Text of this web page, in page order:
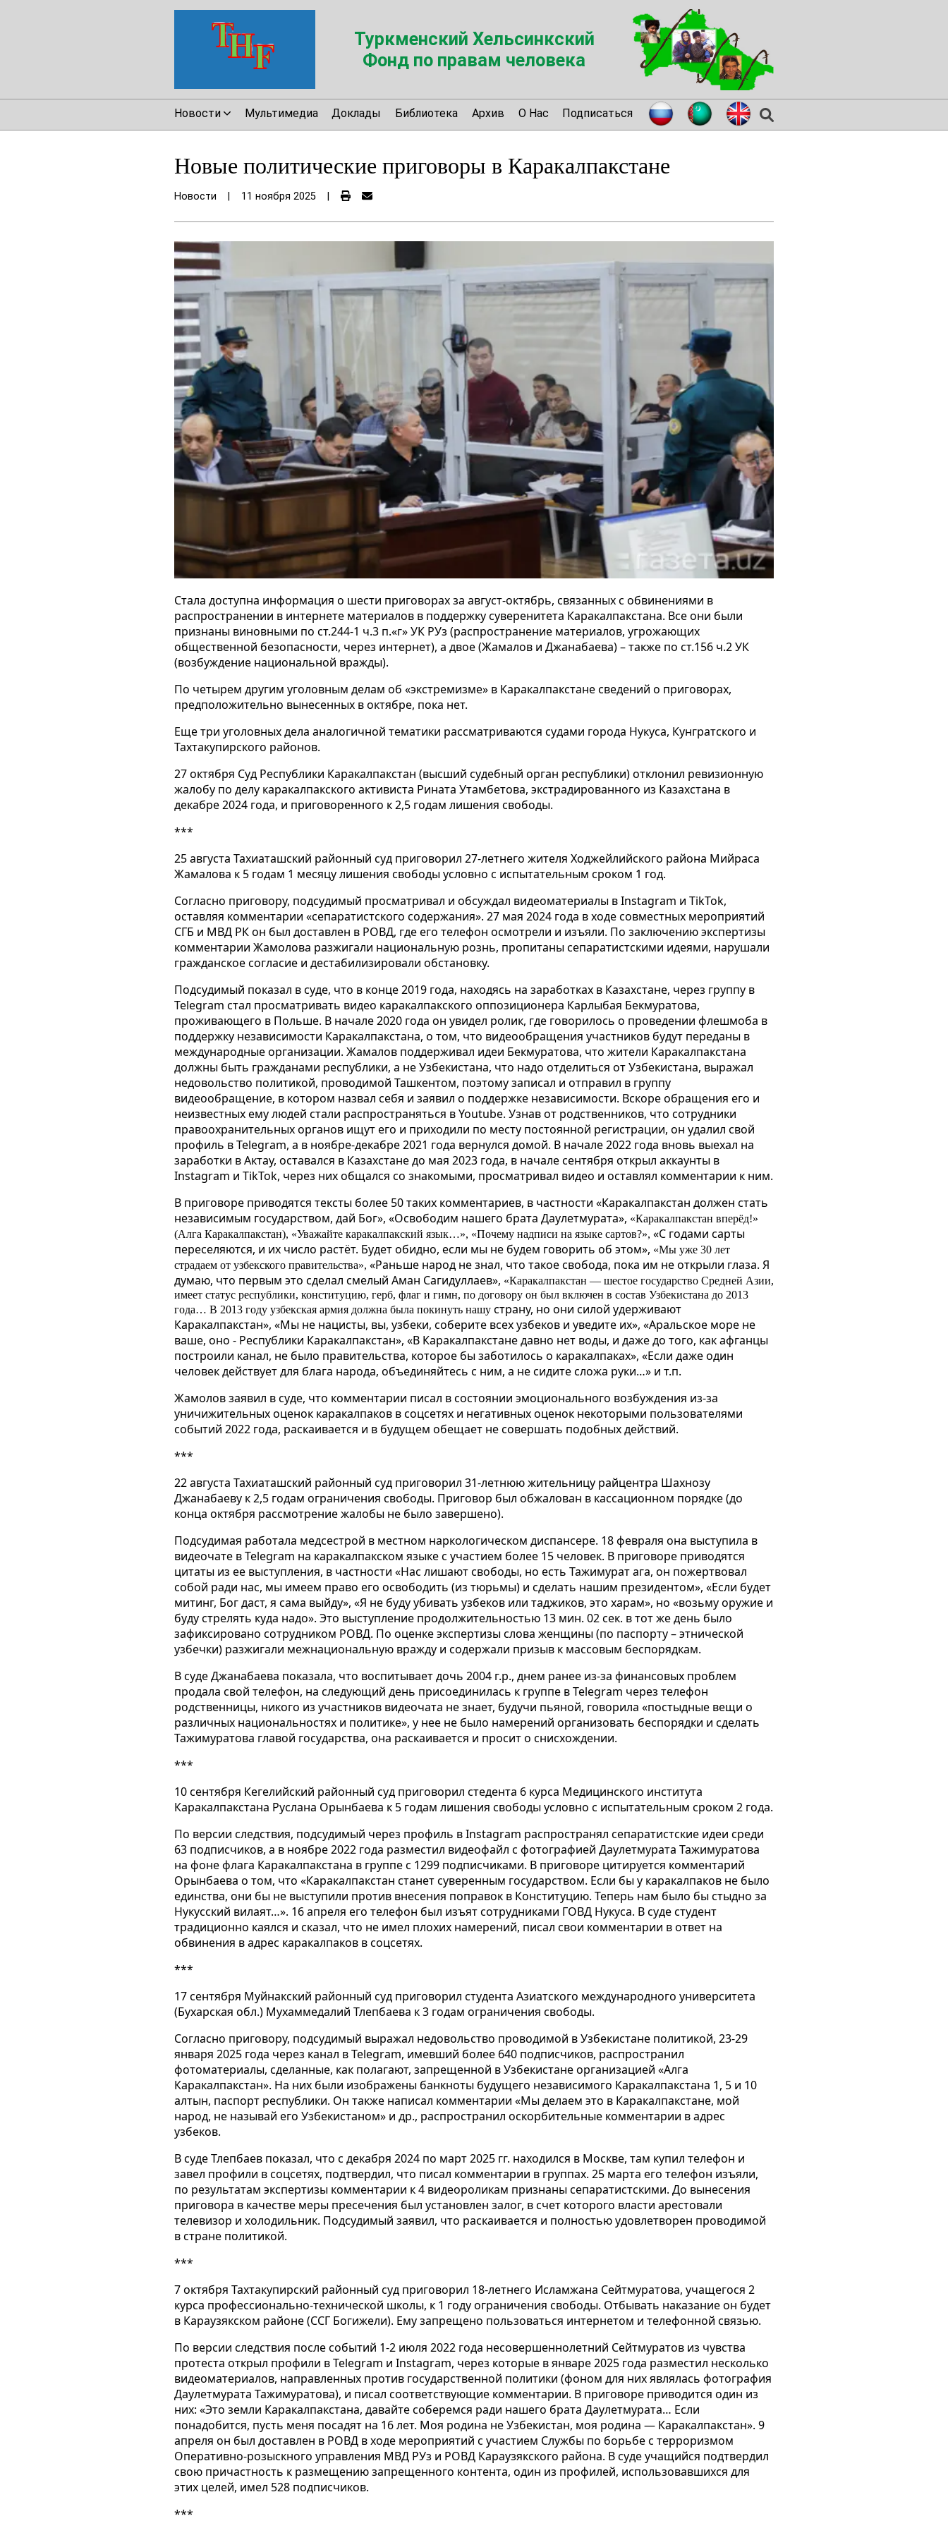
Туркменский Хельсинкский
Фонд по правам человека
Новости Мультимедиа Доклады Библиотека Архив О Нас Подписаться
Новые политические приговоры в Каракалпакстане
Новости 11 ноября 2025
Стала доступна информация о шести приговорах за август-октябрь, связанных с обвинениями в
распространении в интернете материалов в поддержку суверенитета Каракалпакстана. Все они были
признаны виновными по ст.244-1 ч.3 п.«г» УК РУз (распространение материалов, угрожающих
общественной безопасности, через интернет), а двое (Жамалов и Джанабаева) – также по ст.156 ч.2 УК
(возбуждение национальной вражды).
По четырем другим уголовным делам об «экстремизме» в Каракалпакстане сведений о приговорах,
предположительно вынесенных в октябре, пока нет.
Еще три уголовных дела аналогичной тематики рассматриваются судами города Нукуса, Кунгратского и
Тахтакупирского районов.
27 октября Суд Республики Каракалпакстан (высший судебный орган республики) отклонил ревизионную
жалобу по делу каракалпакского активиста Рината Утамбетова, экстрадированного из Казахстана в
декабре 2024 года, и приговоренного к 2,5 годам лишения свободы.
***
25 августа Тахиаташский районный суд приговорил 27-летнего жителя Ходжейлийского района Мийраса
Жамалова к 5 годам 1 месяцу лишения свободы условно с испытательным сроком 1 год.
Согласно приговору, подсудимый просматривал и обсуждал видеоматериалы в Instagram и TikTok,
оставляя комментарии «сепаратистского содержания». 27 мая 2024 года в ходе совместных мероприятий
СГБ и МВД РК он был доставлен в РОВД, где его телефон осмотрели и изъяли. По заключению экспертизы
комментарии Жамолова разжигали национальную рознь, пропитаны сепаратистскими идеями, нарушали
гражданское согласие и дестабилизировали обстановку.
Подсудимый показал в суде, что в конце 2019 года, находясь на заработках в Казахстане, через группу в
Telegram стал просматривать видео каракалпакского оппозиционера Карлыбая Бекмуратова,
проживающего в Польше. В начале 2020 года он увидел ролик, где говорилось о проведении флешмоба в
поддержку независимости Каракалпакстана, о том, что видеообращения участников будут переданы в
международные организации. Жамалов поддерживал идеи Бекмуратова, что жители Каракалпакстана
должны быть гражданами республики, а не Узбекистана, что надо отделиться от Узбекистана, выражал
недовольство политикой, проводимой Ташкентом, поэтому записал и отправил в группу
видеообращение, в котором назвал себя и заявил о поддержке независимости. Вскоре обращения его и
неизвестных ему людей стали распространяться в Youtube. Узнав от родственников, что сотрудники
правоохранительных органов ищут его и приходили по месту постоянной регистрации, он удалил свой
профиль в Telegram, а в ноябре-декабре 2021 года вернулся домой. В начале 2022 года вновь выехал на
заработки в Актау, оставался в Казахстане до мая 2023 года, в начале сентября открыл аккаунты в
Instagram и TikTok, через них общался со знакомыми, просматривал видео и оставлял комментарии к ним.
В приговоре приводятся тексты более 50 таких комментариев, в частности «Каракалпакстан должен стать
независимым государством, дай Бог», «Освободим нашего брата Даулетмурата», «Каракалпакстан вперёд!»
(Алга Каракалпакстан), «Уважайте каракалпакский язык…», «Почему надписи на языке сартов?», «С годами сарты
переселяются, и их число растёт. Будет обидно, если мы не будем говорить об этом», «Мы уже 30 лет
страдаем от узбекского правительства», «Раньше народ не знал, что такое свобода, пока им не открыли глаза. Я
думаю, что первым это сделал смелый Аман Сагидуллаев», «Каракалпакстан — шестое государство Средней Азии,
имеет статус республики, конституцию, герб, флаг и гимн, по договору он был включен в состав Узбекистана до 2013
года… В 2013 году узбекская армия должна была покинуть нашу страну, но они силой удерживают
Каракалпакстан», «Мы не нацисты, вы, узбеки, соберите всех узбеков и уведите их», «Аральское море не
ваше, оно - Республики Каракалпакстан», «В Каракалпакстане давно нет воды, и даже до того, как афганцы
построили канал, не было правительства, которое бы заботилось о каракалпаках», «Если даже один
человек действует для блага народа, объединяйтесь с ним, а не сидите сложа руки…» и т.п.
Жамолов заявил в суде, что комментарии писал в состоянии эмоционального возбуждения из-за
уничижительных оценок каракалпаков в соцсетях и негативных оценок некоторыми пользователями
событий 2022 года, раскаивается и в будущем обещает не совершать подобных действий.
***
22 августа Тахиаташский районный суд приговорил 31-летнюю жительницу райцентра Шахнозу
Джанабаеву к 2,5 годам ограничения свободы. Приговор был обжалован в кассационном порядке (до
конца октября рассмотрение жалобы не было завершено).
Подсудимая работала медсестрой в местном наркологическом диспансере. 18 февраля она выступила в
видеочате в Telegram на каракалпакском языке с участием более 15 человек. В приговоре приводятся
цитаты из ее выступления, в частности «Нас лишают свободы, но есть Тажимурат ага, он пожертвовал
собой ради нас, мы имеем право его освободить (из тюрьмы) и сделать нашим президентом», «Если будет
митинг, Бог даст, я сама выйду», «Я не буду убивать узбеков или таджиков, это харам», но «возьму оружие и
буду стрелять куда надо». Это выступление продолжительностью 13 мин. 02 сек. в тот же день было
зафиксировано сотрудником РОВД. По оценке экспертизы слова женщины (по паспорту – этнической
узбечки) разжигали межнациональную вражду и содержали призыв к массовым беспорядкам.
В суде Джанабаева показала, что воспитывает дочь 2004 г.р., днем ранее из-за финансовых проблем
продала свой телефон, на следующий день присоединилась к группе в Telegram через телефон
родственницы, никого из участников видеочата не знает, будучи пьяной, говорила «постыдные вещи о
различных национальностях и политике», у нее не было намерений организовать беспорядки и сделать
Тажимуратова главой государства, она раскаивается и просит о снисхождении.
***
10 сентября Кегелийский районный суд приговорил стедента 6 курса Медицинского института
Каракалпакстана Руслана Орынбаева к 5 годам лишения свободы условно с испытательным сроком 2 года.
По версии следствия, подсудимый через профиль в Instagram распространял сепаратистские идеи среди
63 подписчиков, а в ноябре 2022 года разместил видеофайл с фотографией Даулетмурата Тажимуратова
на фоне флага Каракалпакстана в группе с 1299 подписчиками. В приговоре цитируется комментарий
Орынбаева о том, что «Каракалпакстан станет суверенным государством. Если бы у каракалпаков не было
единства, они бы не выступили против внесения поправок в Конституцию. Теперь нам было бы стыдно за
Нукусский вилаят…». 16 апреля его телефон был изъят сотрудниками ГОВД Нукуса. В суде студент
традиционно каялся и сказал, что не имел плохих намерений, писал свои комментарии в ответ на
обвинения в адрес каракалпаков в соцсетях.
***
17 сентября Муйнакский районный суд приговорил студента Азиатского международного университета
(Бухарская обл.) Мухаммедалий Тлепбаева к 3 годам ограничения свободы.
Согласно приговору, подсудимый выражал недовольство проводимой в Узбекистане политикой, 23-29
января 2025 года через канал в Telegram, имевший более 640 подписчиков, распространил
фотоматериалы, сделанные, как полагают, запрещенной в Узбекистане организацией «Алга
Каракалпакстан». На них были изображены банкноты будущего независимого Каракалпакстана 1, 5 и 10
алтын, паспорт республики. Он также написал комментарии «Мы делаем это в Каракалпакстане, мой
народ, не называй его Узбекистаном» и др., распространил оскорбительные комментарии в адрес
узбеков.
В суде Тлепбаев показал, что с декабря 2024 по март 2025 гг. находился в Москве, там купил телефон и
завел профили в соцсетях, подтвердил, что писал комментарии в группах. 25 марта его телефон изъяли,
по результатам экспертизы комментарии к 4 видеороликам признаны сепаратистскими. До вынесения
приговора в качестве меры пресечения был установлен залог, в счет которого власти арестовали
телевизор и холодильник. Подсудимый заявил, что раскаивается и полностью удовлетворен проводимой
в стране политикой.
***
7 октября Тахтакупирский районный суд приговорил 18-летнего Исламжана Сейтмуратова, учащегося 2
курса профессионально-технической школы, к 1 году ограничения свободы. Отбывать наказание он будет
в Караузякском районе (ССГ Богижели). Ему запрещено пользоваться интернетом и телефонной связью.
По версии следствия после событий 1-2 июля 2022 года несовершеннолетний Сейтмуратов из чувства
протеста открыл профили в Telegram и Instagram, через которые в январе 2025 года разместил несколько
видеоматериалов, направленных против государственной политики (фоном для них являлась фотография
Даулетмурата Тажимуратова), и писал соответствующие комментарии. В приговоре приводится один из
них: «Это земли Каракалпакстана, давайте соберемся ради нашего брата Даулетмурата… Если
понадобится, пусть меня посадят на 16 лет. Моя родина не Узбекистан, моя родина — Каракалпакстан». 9
апреля он был доставлен в РОВД в ходе мероприятий с участием Службы по борьбе с терроризмом
Оперативно-розыскного управления МВД РУз и РОВД Караузякского района. В суде учащийся подтвердил
свою причастность к размещению запрещенного контента, один из профилей, использовавшихся для
этих целей, имел 528 подписчиков.
***